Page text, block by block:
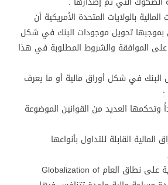
بالولايات المتحدة الأمريكية أن
تحويل موجودات البنك في شكل
على الموافقة والشروط المطلوبة في هذا
في شكل أوراق مالية أو ما يعرف
العديد من القوانين الموضوعة
القابلة للتداول بأنواعها
3- إندماج الأسواق المالية على نطاق العام Globalization of